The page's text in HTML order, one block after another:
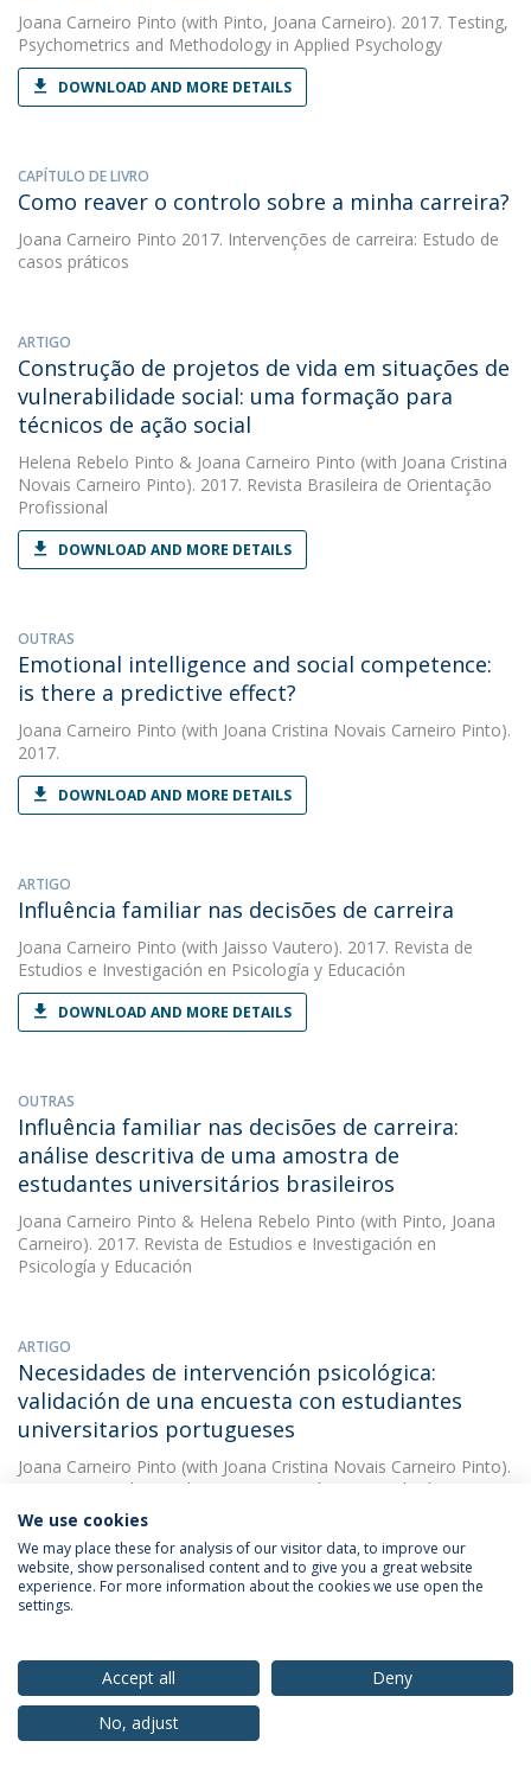
Joana Carneiro Pinto (with Pinto, Joana Carneiro). 2017. Testing,
Psychometrics and Methodology in Applied Psychology
DOWNLOAD AND MORE DETAILS
CAPÍTULO DE LIVRO
Como reaver o controlo sobre a minha carreira?
Joana Carneiro Pinto 2017. Intervenções de carreira: Estudo de
casos práticos
ARTIGO
Construção de projetos de vida em situações de
vulnerabilidade social: uma formação para
técnicos de ação social
Helena Rebelo Pinto & Joana Carneiro Pinto (with Joana Cristina
Novais Carneiro Pinto). 2017. Revista Brasileira de Orientação
Profissional
DOWNLOAD AND MORE DETAILS
OUTRAS
Emotional intelligence and social competence:
is there a predictive effect?
Joana Carneiro Pinto (with Joana Cristina Novais Carneiro Pinto).
2017.
DOWNLOAD AND MORE DETAILS
ARTIGO
Influência familiar nas decisões de carreira
Joana Carneiro Pinto (with Jaisso Vautero). 2017. Revista de
Estudios e Investigación en Psicología y Educación
DOWNLOAD AND MORE DETAILS
OUTRAS
Influência familiar nas decisões de carreira:
análise descritiva de uma amostra de
estudantes universitários brasileiros
Joana Carneiro Pinto & Helena Rebelo Pinto (with Pinto, Joana
Carneiro). 2017. Revista de Estudios e Investigación en
Psicología y Educación
ARTIGO
Necesidades de intervención psicológica:
validación de una encuesta con estudiantes
universitarios portugueses
Joana Carneiro Pinto (with Joana Cristina Novais Carneiro Pinto).
2017. Revista de Estudios e Investigación en Psicología y
Educación
OUTRAS
Necessidades de intervenção psicológica com
psicométrico
Joana Carneiro Pinto(with Joana Cristina Novais Carneiro Pinto).
2017. XIV Congresso Internacional Galego-Português de
We use cookies
We may place these for analysis of our visitor data, to improve our
website, show personalised content and to give you a great website
experience. For more information about the cookies we use open the
settings.
Accept all
Deny
No, adjust